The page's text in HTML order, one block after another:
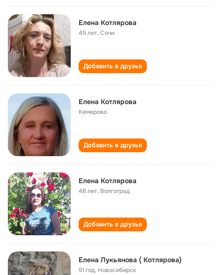
Елена Котлярова
45 лет,Сочи
Добавить в друзья
Елена Котлярова
Кемерово
Добавить в друзья
Елена Котлярова
48 лет, Волгоград
Добавить в друзья
Елена Лукьянова ( Котлярова)
51 год, Новосибирск